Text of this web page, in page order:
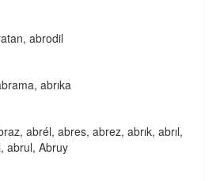
abrodil
abrıka
abrél, abres, abrez, abrık, abrıl,
abrul, Abruy